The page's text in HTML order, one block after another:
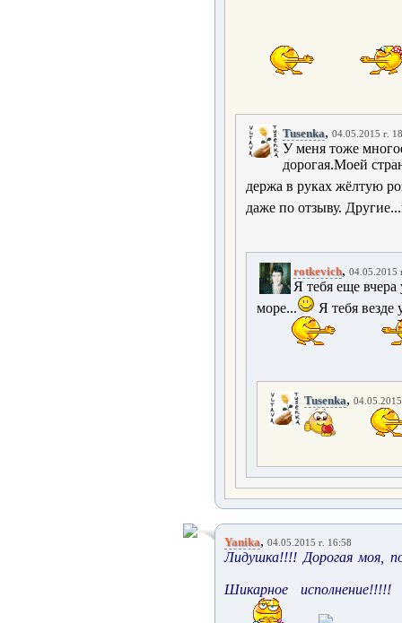
Tusenka, 04.05.2015 г.
У меня тоже
дорогая.Моей
держа в руках жёлтую
даже по отзыву.
rotkevich, 04.05.2015
Я тебя еще
море...
Я тебя
Tusenka,
Yanika, 04.05.2015 г. 16:58
Лидушка!!!! Дорогая моя,
Шикарное